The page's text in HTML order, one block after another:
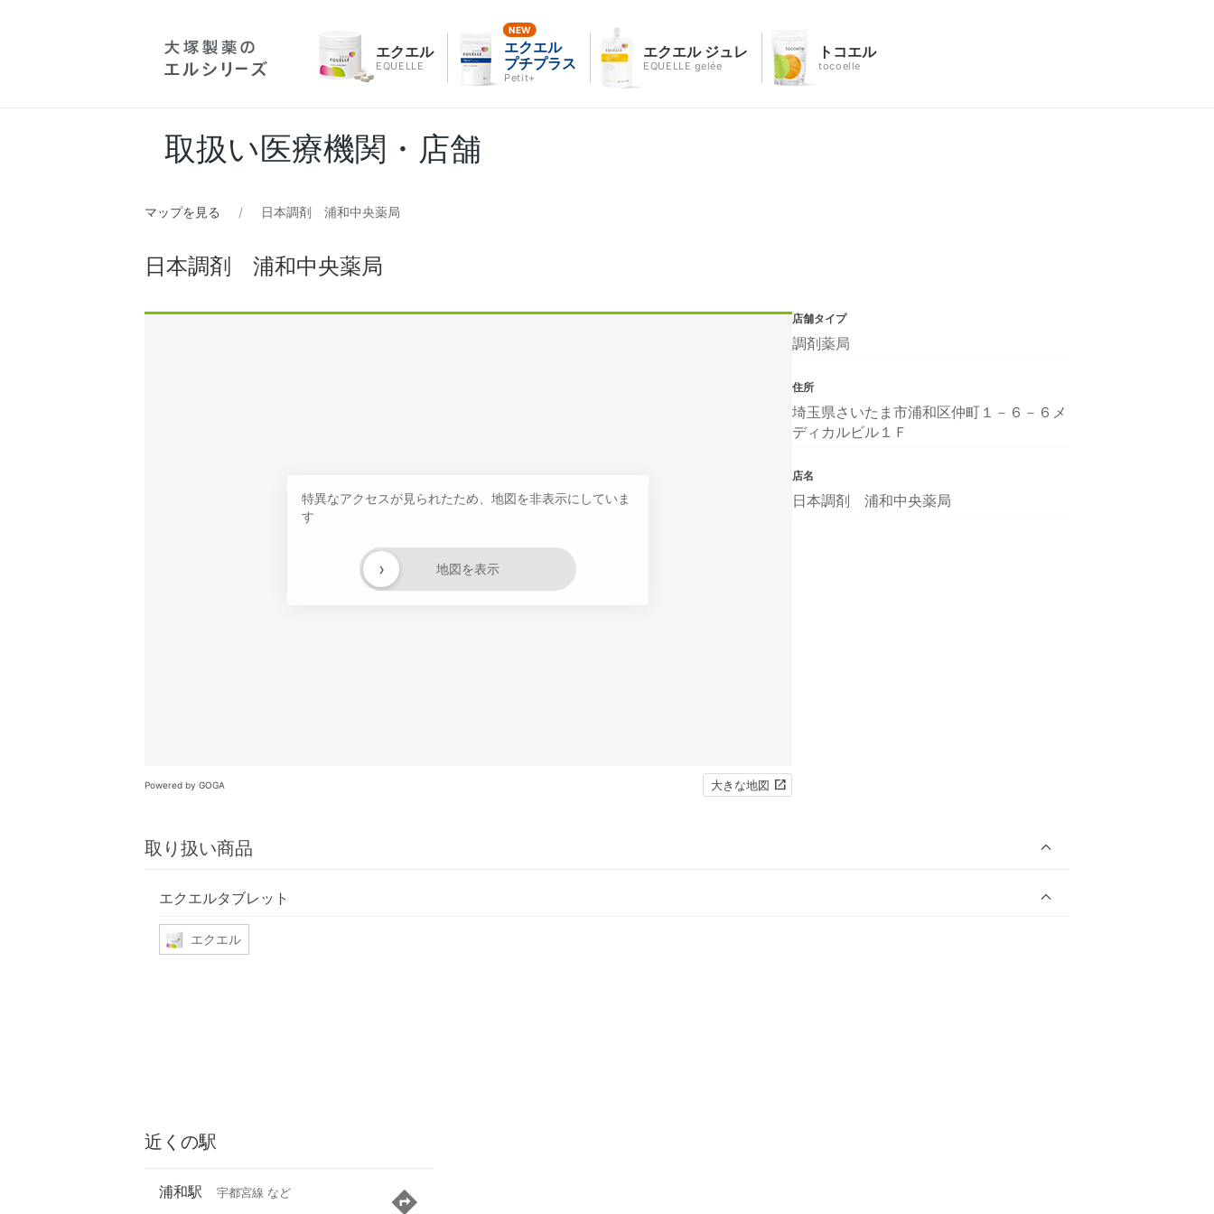
エクエル
EQUELLE
エクエル
プチプラス
Petit+
エクエル ジュレ
EQUELLE gelée
トコエル
tocoelle
取扱い医療機関・店舗
マップを見る 日本調剤 浦和中央薬局
日本調剤 浦和中央薬局
特異なアクセスが見られたため、地図を非表示にしていま
す
地図を表示
›
Powered by GOGA 大きな地図
取り扱い商品
エクエルタブレット
エクエル
店舗タイプ
調剤薬局
住所
埼玉県さいたま市浦和区仲町１－６－６メ
ディカルビル１Ｆ
店名
日本調剤 浦和中央薬局
近くの駅
浦和駅 宇都宮線 など